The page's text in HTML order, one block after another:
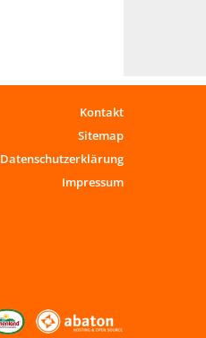
Kontakt
Sitemap
Datenschutzerklärung
Impressum